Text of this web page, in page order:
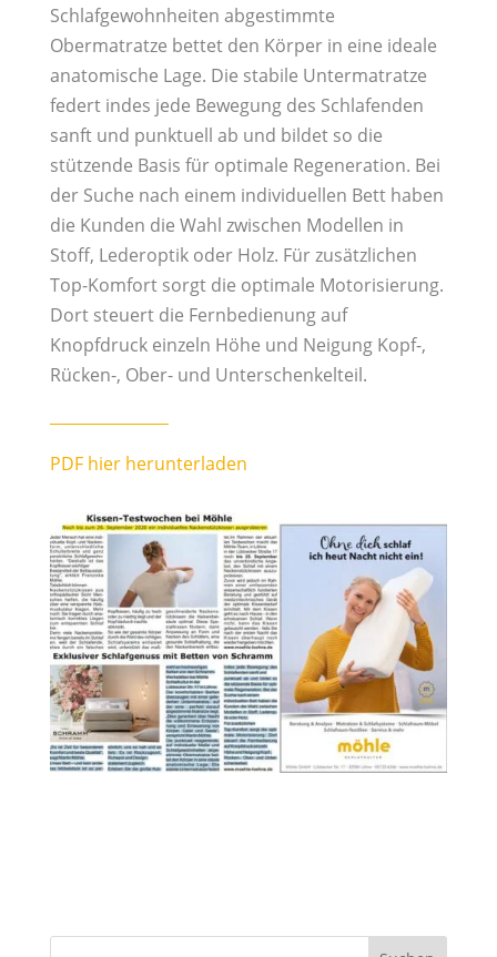
Schlafgewohnheiten abgestimmte
Obermatratze bettet den Körper in eine ideale
anatomische Lage. Die stabile Untermatratze
federt indes jede Bewegung des Schlafenden
sanft und punktuell ab und bildet so die
stützende Basis für optimale Regeneration. Bei
der Suche nach einem individuellen Bett haben
die Kunden die Wahl zwischen Modellen in
Stoff, Lederoptik oder Holz. Für zusätzlichen
Top-Komfort sorgt die optimale Motorisierung.
Dort steuert die Fernbedienung auf
Knopfdruck einzeln Höhe und Neigung Kopf-,
Rücken-, Ober- und Unterschenkelteil.
PDF hier herunterladen